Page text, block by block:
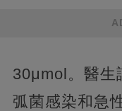
30μmol。醫生
弧菌感染和急